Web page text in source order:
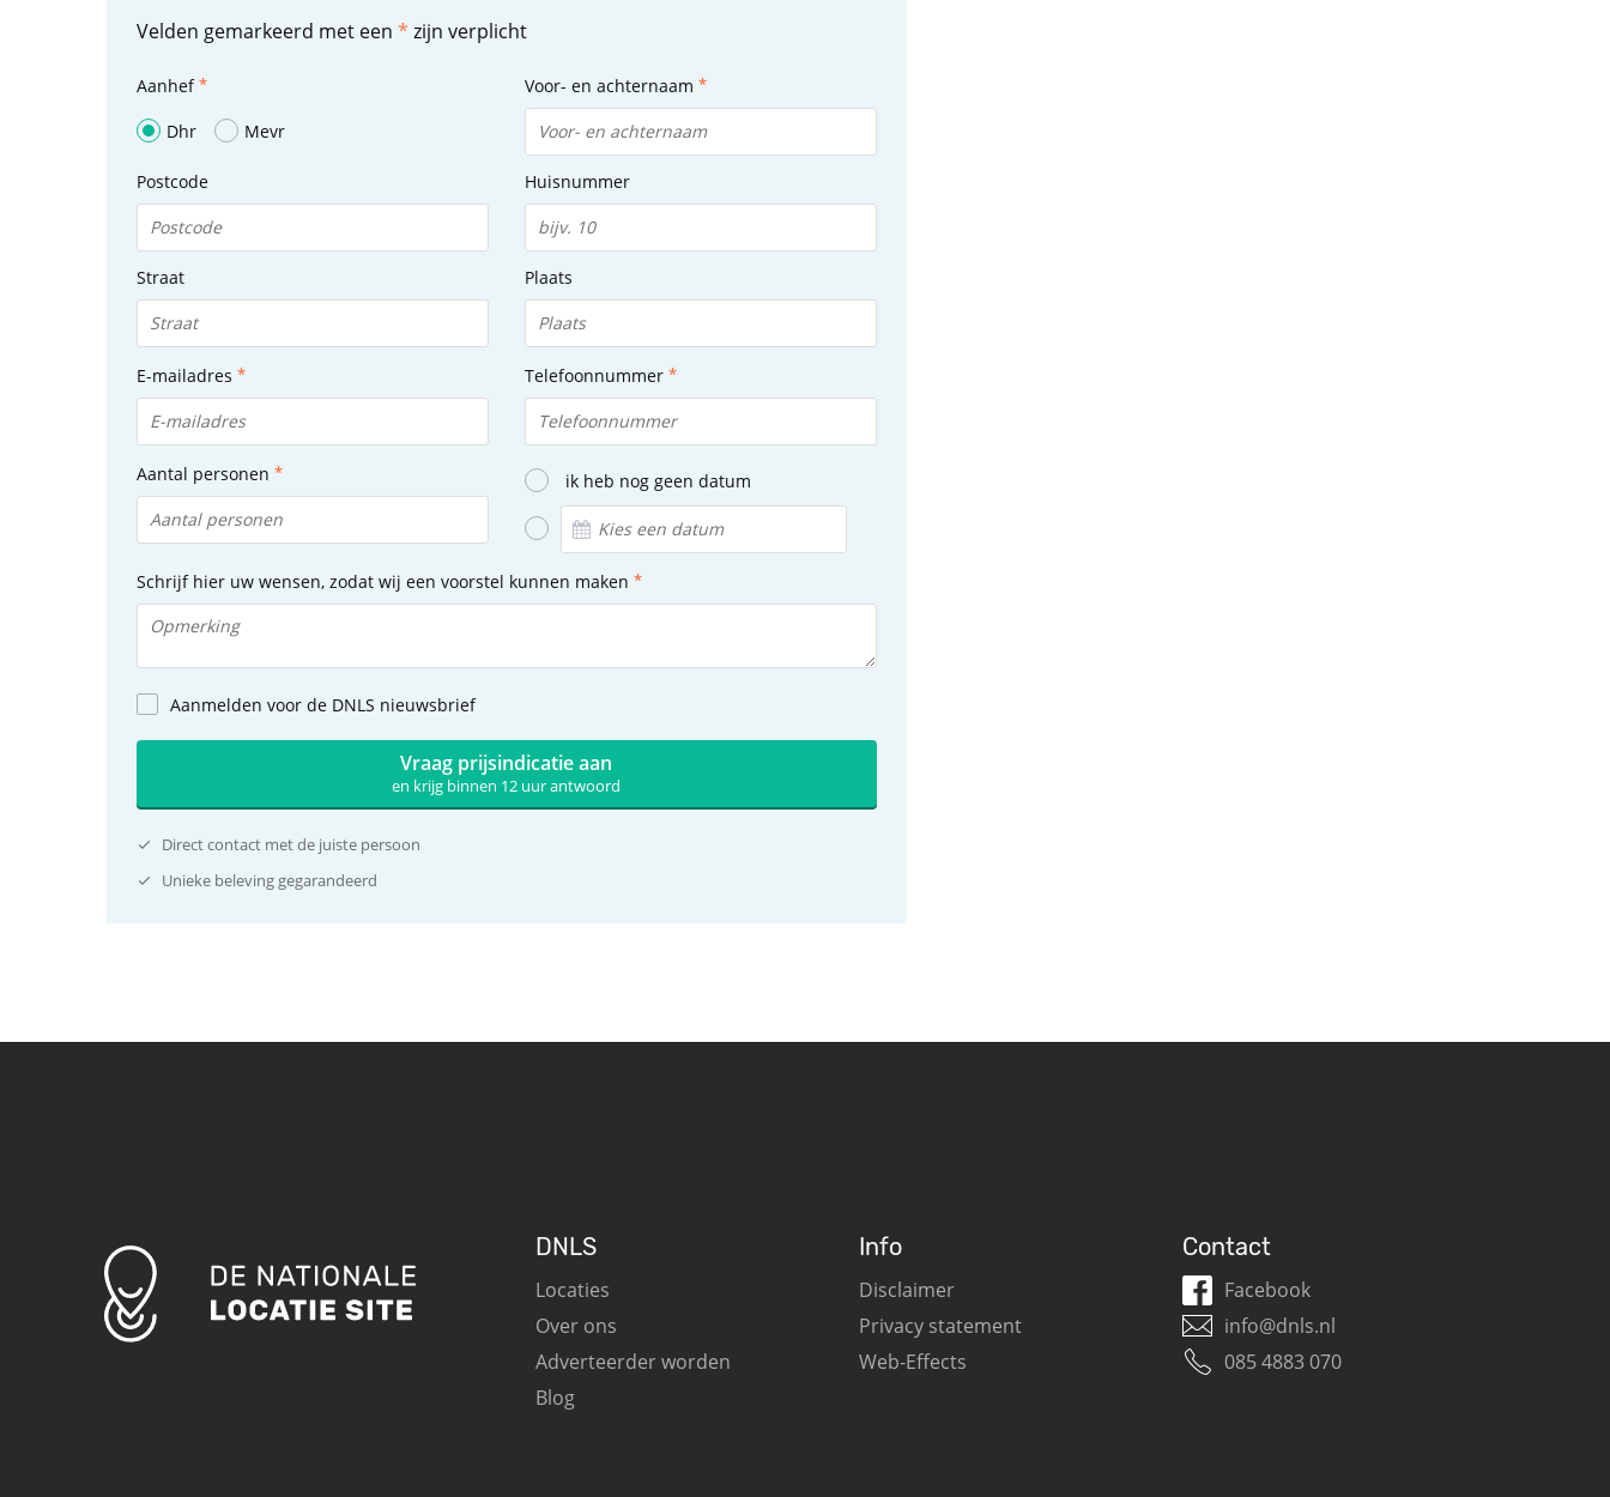
Velden gemarkeerd met een * zijn verplicht
Aanhef
Dhr
Mevr
Voor- en achternaam
Postcode Huisnummer
Straat Plaats
E-mailadres Telefoonnummer
Aantal personen ik heb nog geen datum
Schrijf hier uw wensen, zodat wij een voorstel kunnen maken
Aanmelden voor de DNLS nieuwsbrief
Vraag prijsindicatie aan
en krijg binnen 12 uur antwoord
Direct contact met de juiste persoon
Unieke beleving gegarandeerd
DNLS
Locaties
Over ons
Adverteerder worden
Blog
Info
Disclaimer
Privacy statement
Web-Effects
Contact
Facebook
info@dnls.nl
085 4883 070